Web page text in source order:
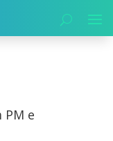
com PM e
PM e